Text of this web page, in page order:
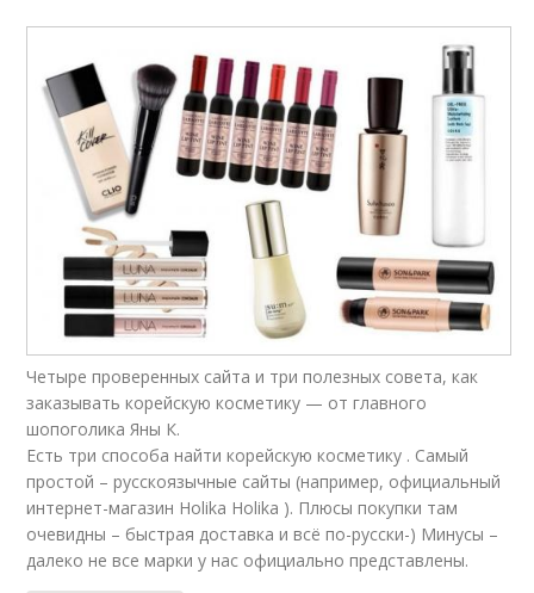
Четыре проверенных сайта и три полезных совета, как
заказывать корейскую косметику — от главного
шопоголика Яны К.
Есть три способа найти корейскую косметику . Самый
простой – русскоязычные сайты (например, официальный
интернет-магазин Holika Holika ). Плюсы покупки там
очевидны – быстрая доставка и всё по-русски-) Минусы –
далеко не все марки у нас официально представлены.